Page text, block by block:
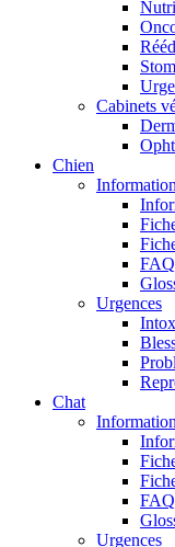
Cabinets
Chien
FAQ
Urgences
Chat
FAQ
Urgences